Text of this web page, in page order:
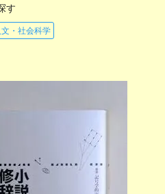
す
文・社会科学